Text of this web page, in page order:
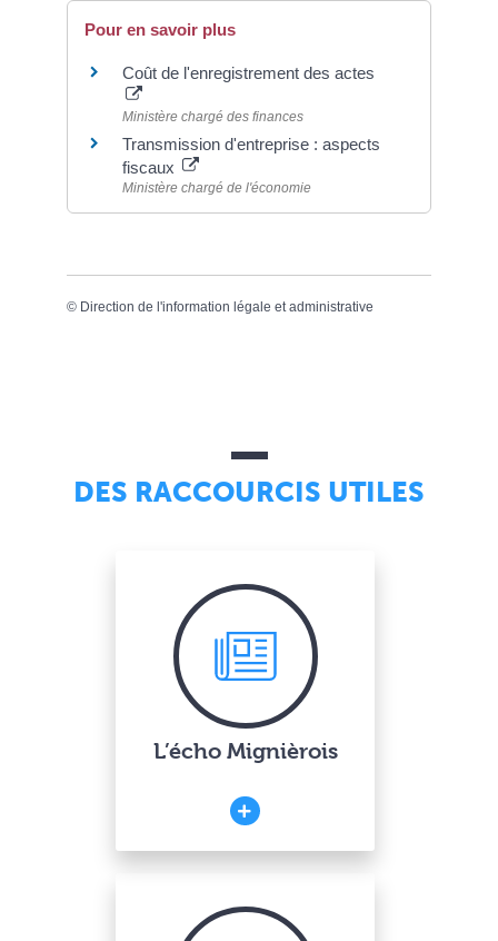
Pour en savoir plus
Coût de l'enregistrement des actes
Ministère chargé des finances
Transmission d'entreprise : aspects
fiscaux
Ministère chargé de l'économie
© Direction de l'information légale et administrative
DES RACCOURCIS UTILES
L’écho Mignièrois